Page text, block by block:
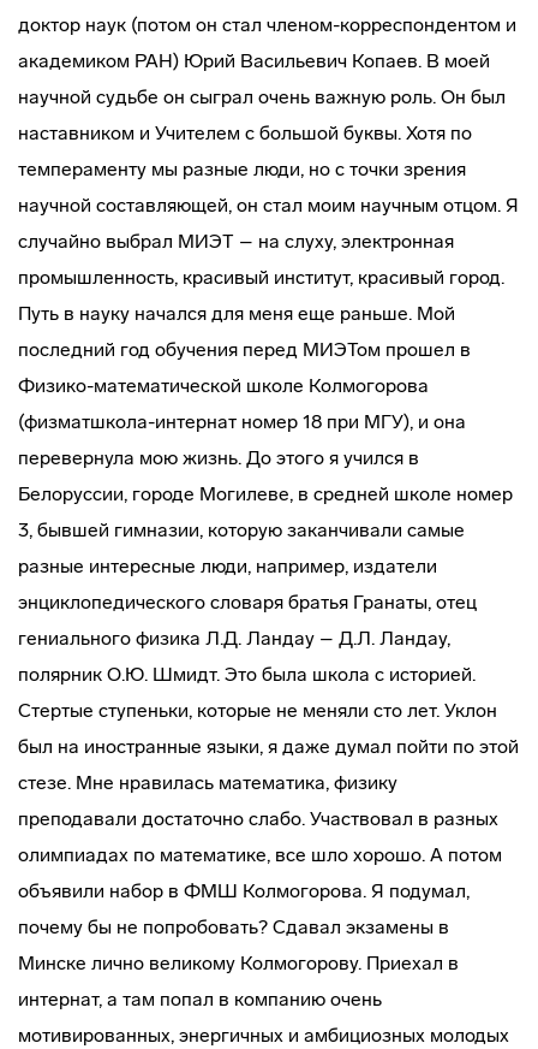
доктор наук (потом он стал членом-корреспондентом и
академиком РАН) Юрий Васильевич Копаев. В моей
научной судьбе он сыграл очень важную роль. Он был
наставником и Учителем с большой буквы. Хотя по
темпераменту мы разные люди, но с точки зрения
научной составляющей, он стал моим научным отцом. Я
случайно выбрал МИЭТ – на слуху, электронная
промышленность, красивый институт, красивый город.
Путь в науку начался для меня еще раньше. Мой
последний год обучения перед МИЭТом прошел в
Физико-математической школе Колмогорова
(физматшкола-интернат номер 18 при МГУ), и она
перевернула мою жизнь. До этого я учился в
Белоруссии, городе Могилеве, в средней школе номер
3, бывшей гимназии, которую заканчивали самые
разные интересные люди, например, издатели
энциклопедического словаря братья Гранаты, отец
гениального физика Л.Д. Ландау – Д.Л. Ландау,
полярник О.Ю. Шмидт. Это была школа с историей.
Стертые ступеньки, которые не меняли сто лет. Уклон
был на иностранные языки, я даже думал пойти по этой
стезе. Мне нравилась математика, физику
преподавали достаточно слабо. Участвовал в разных
олимпиадах по математике, все шло хорошо. А потом
объявили набор в ФМШ Колмогорова. Я подумал,
почему бы не попробовать? Сдавал экзамены в
Минске лично великому Колмогорову. Приехал в
интернат, а там попал в компанию очень
мотивированных, энергичных и амбициозных молодых